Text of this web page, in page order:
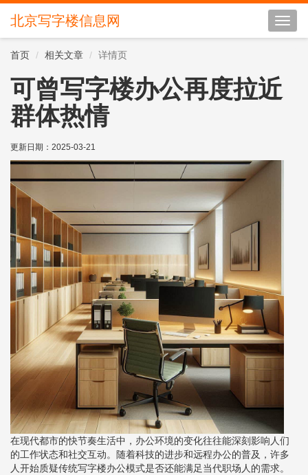
切
换
北京写字楼信息网
首页 相关文章 详情页
可曾写字楼办公再度拉近
群体热情
更新日期： 2025-03-21
在现代都市的快节奏生活中，办公环境的变化往往能深刻影响人们
的工作状态和社交互动。随着科技的进步和远程办公的普及，许多
人开始质疑传统写字楼办公模式是否还能满足当代职场人的需求。